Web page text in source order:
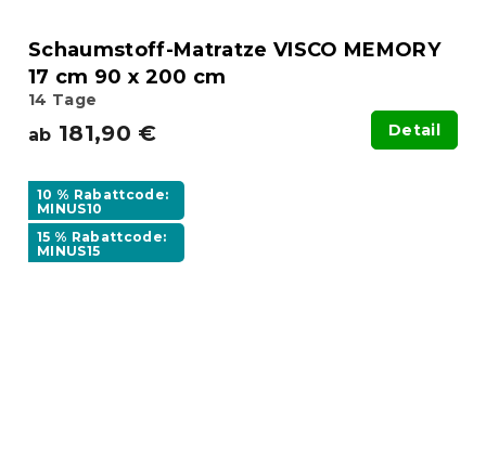
Schaumstoff-Matratze VISCO MEMORY
17 cm 90 x 200 cm
14 Tage
ab 181,90 € Detail
10 % Rabattcode:
MINUS10
15 % Rabattcode:
MINUS15